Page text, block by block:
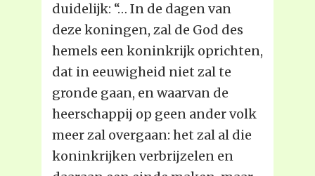
duidelijk: “… In de dagen van
deze koningen, zal de God des
hemels een koninkrijk oprichten,
dat in eeuwigheid niet zal te
gronde gaan, en waarvan de
heerschappij op geen ander volk
meer zal overgaan: het zal al die
koninkrijken verbrijzelen en